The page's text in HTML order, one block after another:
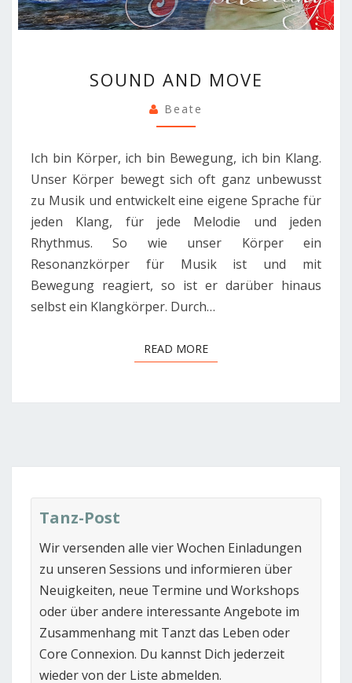
AND
SOUND AND MOVE
Beate
Ich bin Körper, ich bin Bewegung, ich bin Klang.
Unser Körper bewegt sich oft ganz unbewusst
zu Musik und entwickelt eine eigene Sprache für
jeden Klang, für jede Melodie und jeden
Rhythmus. So wie unser Körper ein
Resonanzkörper für Musik ist und mit
Bewegung reagiert, so ist er darüber hinaus
selbst ein Klangkörper. Durch…
READ MOREREAD MORE
Tanz-Post
Wir versenden alle vier Wochen Einladungen
zu unseren Sessions und informieren über
Neuigkeiten, neue Termine und Workshops
oder über andere interessante Angebote im
Zusammenhang mit Tanzt das Leben oder
Core Connexion. Du kannst Dich jederzeit
wieder von der Liste abmelden.